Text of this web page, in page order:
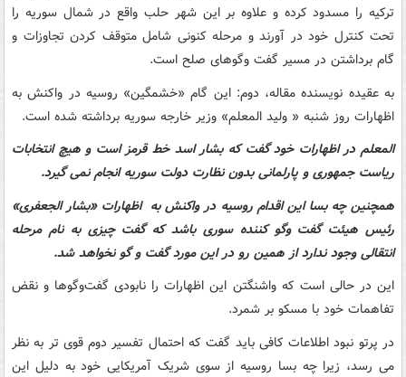
ترکیه را مسدود کرده و علاوه بر این شهر حلب واقع در شمال سوریه را
تحت کنترل خود در آورند و مرحله کنونی شامل متوقف کردن تجاوزات و
گام برداشتن در مسیر گفت وگوهای صلح است.
به عقیده نویسنده مقاله، دوم: این گام «خشمگین» روسیه در واکنش به
اظهارات روز شنبه « ولید المعلم» وزیر خارجه سوریه برداشته شده است.
المعلم در اظهارات خود گفت که بشار اسد خط قرمز است و هیچ انتخابات
ریاست جمهوری و پارلمانی بدون نظارت دولت سوریه انجام نمی گیرد.
همچنین چه بسا این اقدام روسیه در واکنش به اظهارات «بشار الجعفری»
رئیس هیئت گفت وگو کننده سوری باشد که گفت چیزی به نام مرحله
انتقالی وجود ندارد از همین رو در این مورد گفت و گو نخواهد شد.
این در حالی است که واشنگتن این اظهارات را نابودی گفت‌وگوها و نقض
تفاهمات خود با مسکو بر شمرد.
در پرتو نبود اطلاعات کافی باید گفت که احتمال تفسیر دوم قوی تر به نظر
می رسد، زیرا چه بسا روسیه از سوی شریک آمریکایی خود به دلیل این